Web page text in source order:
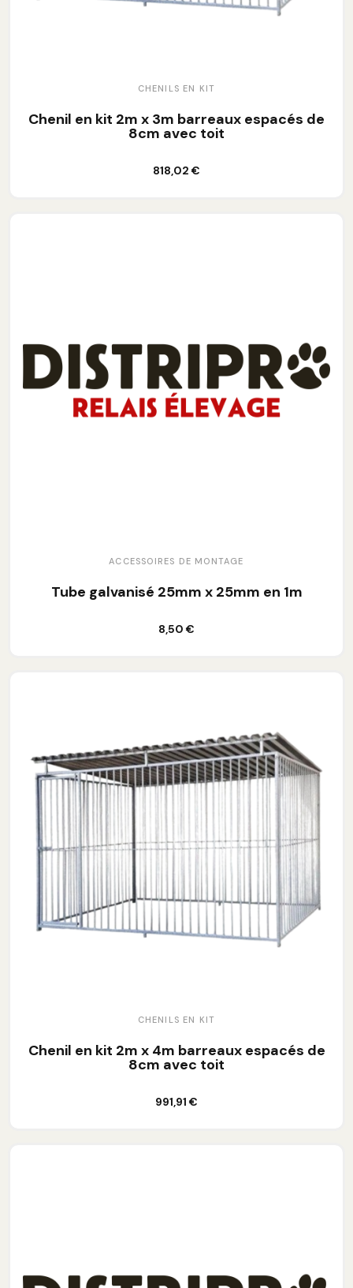
CHENILS EN KIT
Chenil en kit 2m x 3m barreaux espacés de
8cm avec toit
818,02 €
Ajouter au panier
ACCESSOIRES DE MONTAGE
Tube galvanisé 25mm x 25mm en 1m
8,50 €
Ajouter au panier
CHENILS EN KIT
Chenil en kit 2m x 4m barreaux espacés de
8cm avec toit
991,91 €
Ajouter au panier